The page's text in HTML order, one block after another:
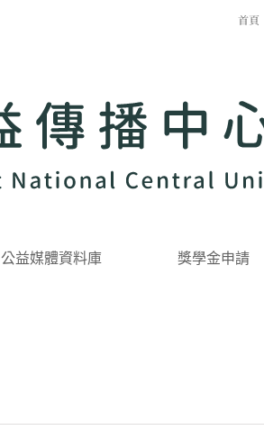
首頁
公益媒體資料庫 獎學金申請